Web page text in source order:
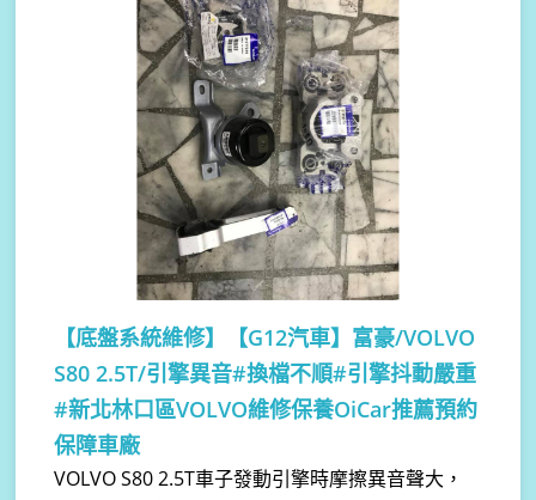
【底盤系統維修】
【G12汽車】富豪/VOLVO
S80 2.5T/引擎異音#換檔不順#引擎抖動嚴重
#新北林口區VOLVO維修保養OiCar推薦預約
保障車廠
VOLVO S80 2.5T車子發動引擎時摩擦異音聲大，